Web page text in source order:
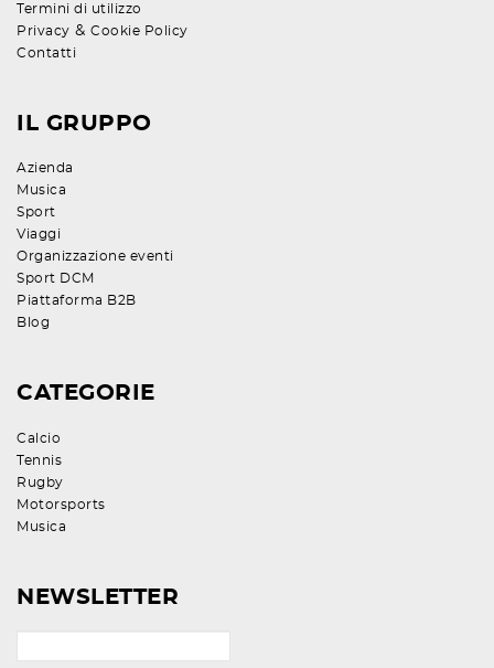
Termini di utilizzo
Privacy & Cookie Policy
Contatti
IL GRUPPO
Azienda
Musica
Sport
Viaggi
Organizzazione eventi
Sport DCM
Piattaforma B2B
Blog
CATEGORIE
Calcio
Tennis
Rugby
Motorsports
Musica
NEWSLETTER